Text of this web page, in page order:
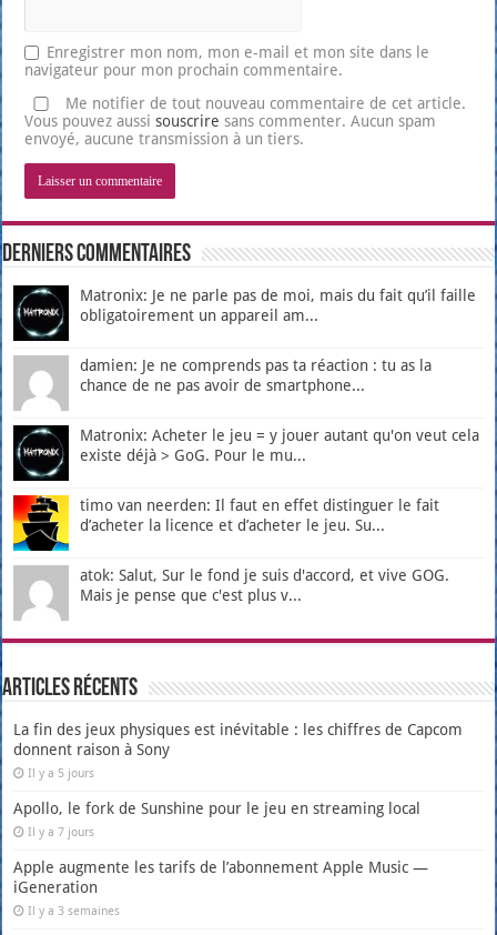
Enregistrer mon nom, mon e-mail et mon site dans le
navigateur pour mon prochain commentaire.
Me notifier de tout nouveau commentaire de cet article.
Vous pouvez aussisouscrire sans commenter. Aucun spam
envoyé, aucune transmission à un tiers.
Derniers Commentaires
Matronix: Je ne parle pas de moi, mais du fait qu’il faille
obligatoirement un appareil am...
damien: Je ne comprends pas ta réaction : tu as la
chance de ne pas avoir de smartphone...
Matronix: Acheter le jeu = y jouer autant qu'on veut cela
existe déjà > GoG. Pour le mu...
timo van neerden: Il faut en effet distinguer le fait
d’acheter la licence et d’acheter le jeu. Su...
atok: Salut, Sur le fond je suis d'accord, et vive GOG.
Mais je pense que c'est plus v...
Articles récents
La fin des jeux physiques est inévitable : les chiffres de Capcom
donnent raison à Sony
Il y a 5 jours
Apollo, le fork de Sunshine pour le jeu en streaming local
Il y a 7 jours
Apple augmente les tarifs de l’abonnement Apple Music —
iGeneration
Il y a 3 semaines